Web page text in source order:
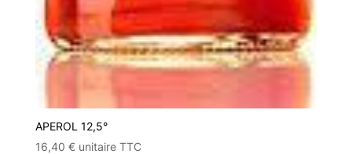
APEROL 12,5°
16,40 €unitaire TTC